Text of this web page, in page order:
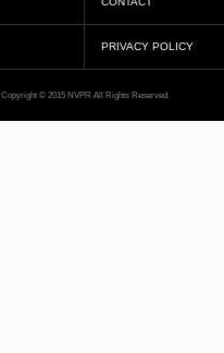
PRIVACY POLICY
Copyright © 2015 NVPR All Rights Reserved.